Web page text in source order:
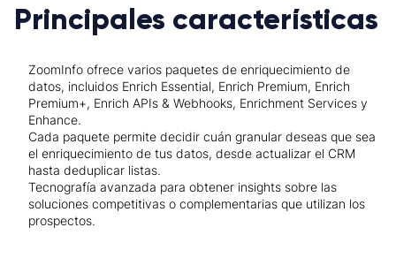
Principales características
ZoomInfo ofrece varios paquetes de enriquecimiento de
datos, incluidos Enrich Essential, Enrich Premium, Enrich
Premium+, Enrich APIs & Webhooks, Enrichment Services y
Enhance.
Cada paquete permite decidir cuán granular deseas que sea
el enriquecimiento de tus datos, desde actualizar el CRM
hasta deduplicar listas.
Tecnografía avanzada para obtener insights sobre las
soluciones competitivas o complementarias que utilizan los
prospectos.